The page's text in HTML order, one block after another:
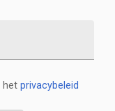
het privacybeleid